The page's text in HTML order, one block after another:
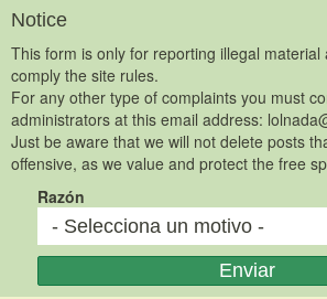
Notice
This form is only for reporting illegal
comply the site rules.
For any other type of complaints you must
administrators at this email address:
Just be aware that we will not delete posts
offensive, as we value and protect the free
Razón